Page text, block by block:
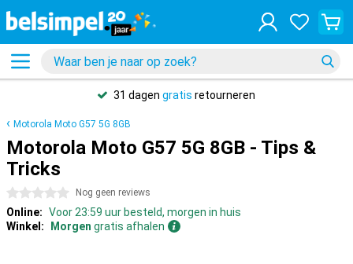
31 dagen gratis retourneren
Motorola Moto G57 5G 8GB
Motorola Moto G57 5G 8GB - Tips &
Tricks
0 sterren Nog geen reviews
Online: Voor 23:59 uur besteld, morgen in huis
Winkel:
Morgen gratis afhalen